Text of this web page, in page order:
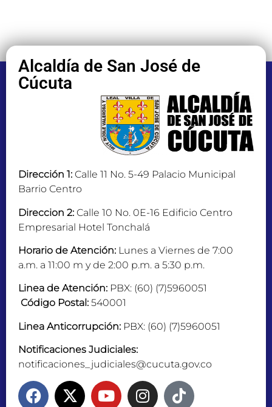
Alcaldía de San José de
Cúcuta
Dirección 1: Calle 11 No. 5-49 Palacio Municipal
Barrio Centro
Direccion 2: Calle 10 No. 0E-16 Edificio Centro
Empresarial Hotel Tonchalá
Horario de Atención: Lunes a Viernes de 7:00
a.m. a 11:00 m y de 2:00 p.m. a 5:30 p.m.
Linea de Atención: PBX: (60) (7)5960051
Código Postal: 540001
Linea Anticorrupción: PBX: (60) (7)5960051
Notificaciones Judiciales:
notificaciones_judiciales@cucuta.gov.co